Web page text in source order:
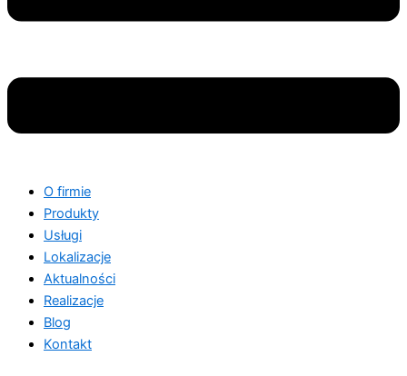
O firmie
Produkty
Usługi
Lokalizacje
Aktualności
Realizacje
Blog
Kontakt